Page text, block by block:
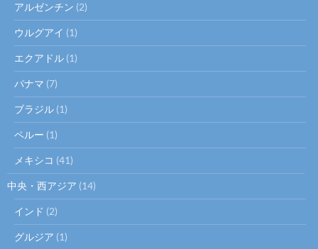
アルゼンチン (2)
ウルグアイ (1)
エクアドル (1)
パナマ (7)
ブラジル (1)
ペルー (1)
メキシコ (41)
中央・西アジア (14)
インド (2)
グルジア (1)